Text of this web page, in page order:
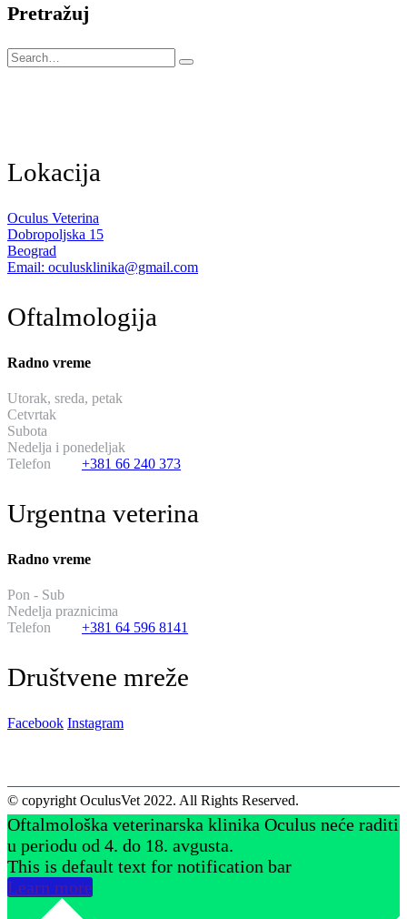
Pretražuj
Lokacija
Oculus Veterina
Dobropoljska 15
Beograd
Email: oculusklinika@gmail.com
Oftalmologija
Radno vreme
Utorak, sreda, petak
Cetvrtak
Subota
Nedelja i ponedeljak
Telefon
+381 66 240 373
Urgentna veterina
Radno vreme
Pon - Sub
Nedelja praznicima
Telefon
+381 64 596 8141
Društvene mreže
Facebook Instagram
© copyright OculusVet 2022. All Rights Reserved.
Oftalmološka veterinarska klinika Oculus neće raditi
u periodu od 4. do 18. avgusta.
This is default text for notification bar
Learn more